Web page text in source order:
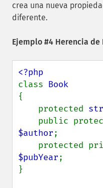
crea una nueva
diferente.
Ejemplo #4 Herencia
class
{
    protected
public
$author;
protected
$pubYear;
}